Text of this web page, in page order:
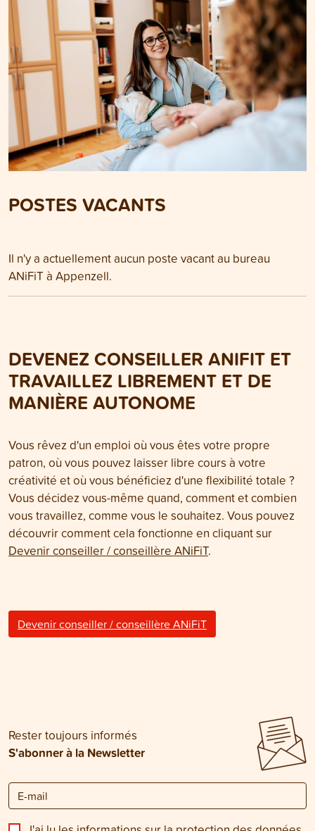
POSTES VACANTS
Il n'y a actuellement aucun poste vacant au bureau
ANiFiT à Appenzell.
DEVENEZ CONSEILLER ANIFIT ET
TRAVAILLEZ LIBREMENT ET DE
MANIÈRE AUTONOME
Vous rêvez d'un emploi où vous êtes votre propre
patron, où vous pouvez laisser libre cours à votre
créativité et où vous bénéficiez d'une flexibilité totale ?
Vous décidez vous-même quand, comment et combien
vous travaillez, comme vous le souhaitez. Vous pouvez
découvrir comment cela fonctionne en cliquant sur
Devenir conseiller / conseillère ANiFiT.
Devenir conseiller / conseillère ANiFiT
Rester toujours informés
S'abonner à la Newsletter